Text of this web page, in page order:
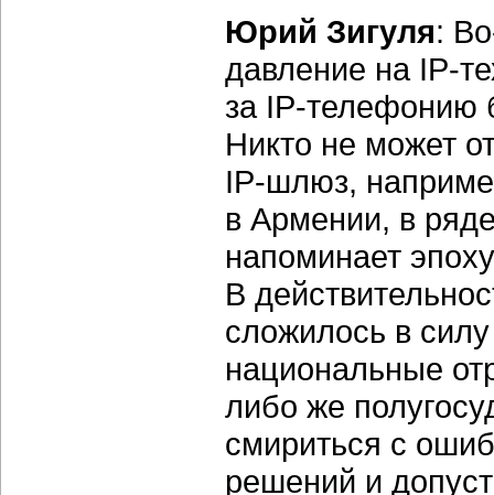
Юрий Зигуля:
давление на IP-
за IP-телефонию
Никто не может
IP-шлюз,
в Армении, в
напоминает
В
сложилось в
национальные
либо же
смириться с
решений и